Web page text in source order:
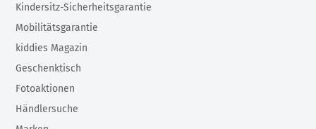
Kindersitz-Sicherheitsgarantie
Mobilitätsgarantie
kiddies Magazin
Geschenktisch
Fotoaktionen
Händlersuche